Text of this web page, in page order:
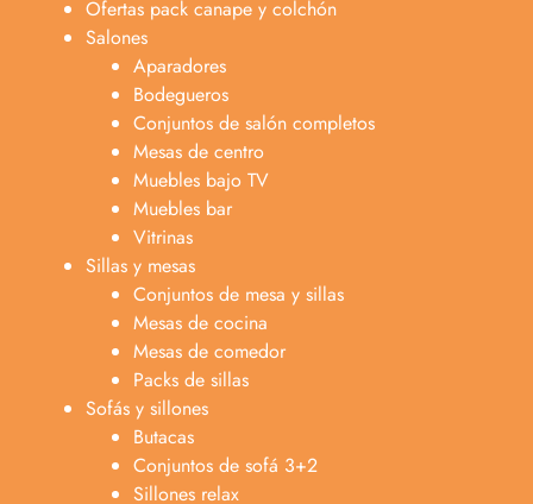
Ofertas pack canape y colchón
Salones
Aparadores
Bodegueros
Conjuntos de salón completos
Mesas de centro
Muebles bajo TV
Muebles bar
Vitrinas
Sillas y mesas
Conjuntos de mesa y sillas
Mesas de cocina
Mesas de comedor
Packs de sillas
Sofás y sillones
Butacas
Conjuntos de sofá 3+2
Sillones relax